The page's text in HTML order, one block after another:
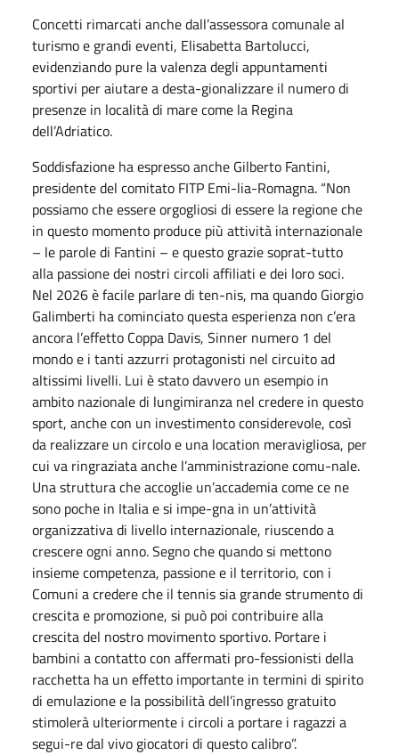
Concetti rimarcati anche dall’assessora comunale al
turismo e grandi eventi, Elisabetta Bartolucci,
evidenziando pure la valenza degli appuntamenti
sportivi per aiutare a desta-gionalizzare il numero di
presenze in località di mare come la Regina
dell’Adriatico.
Soddisfazione ha espresso anche Gilberto Fantini,
presidente del comitato FITP Emi-lia-Romagna. “Non
possiamo che essere orgogliosi di essere la regione che
in questo momento produce più attività internazionale
– le parole di Fantini – e questo grazie soprat-tutto
alla passione dei nostri circoli affiliati e dei loro soci.
Nel 2026 è facile parlare di ten-nis, ma quando Giorgio
Galimberti ha cominciato questa esperienza non c’era
ancora l’effetto Coppa Davis, Sinner numero 1 del
mondo e i tanti azzurri protagonisti nel circuito ad
altissimi livelli. Lui è stato davvero un esempio in
ambito nazionale di lungimiranza nel credere in questo
sport, anche con un investimento considerevole, così
da realizzare un circolo e una location meravigliosa, per
cui va ringraziata anche l’amministrazione comu-nale.
Una struttura che accoglie un’accademia come ce ne
sono poche in Italia e si impe-gna in un’attività
organizzativa di livello internazionale, riuscendo a
crescere ogni anno. Segno che quando si mettono
insieme competenza, passione e il territorio, con i
Comuni a credere che il tennis sia grande strumento di
crescita e promozione, si può poi contribuire alla
crescita del nostro movimento sportivo. Portare i
bambini a contatto con affermati pro-fessionisti della
racchetta ha un effetto importante in termini di spirito
di emulazione e la possibilità dell’ingresso gratuito
stimolerà ulteriormente i circoli a portare i ragazzi a
segui-re dal vivo giocatori di questo calibro”.